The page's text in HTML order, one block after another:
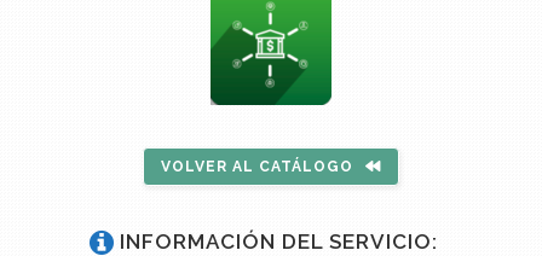
VOLVER AL CATÁLOGO
INFORMACIÓN DEL SERVICIO: